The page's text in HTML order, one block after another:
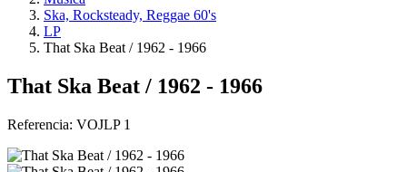
Ska, Rocksteady, Reggae 60's
LP
That Ska Beat / 1962 - 1966
That Ska Beat / 1962 - 1966
Referencia: VOJLP 1